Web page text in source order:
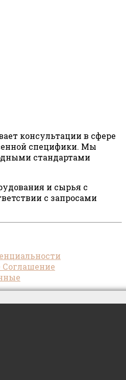
консультации в сфере
специфики. Мы
стандартами
и сырья с
с запросами
Соглашение